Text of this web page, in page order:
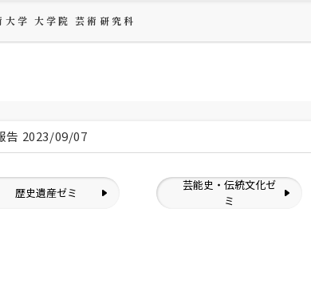
大学 大学院 芸術研究科
告 2023/09/07
歴史遺産ゼミ
芸能史・伝統文化ゼ
ミ